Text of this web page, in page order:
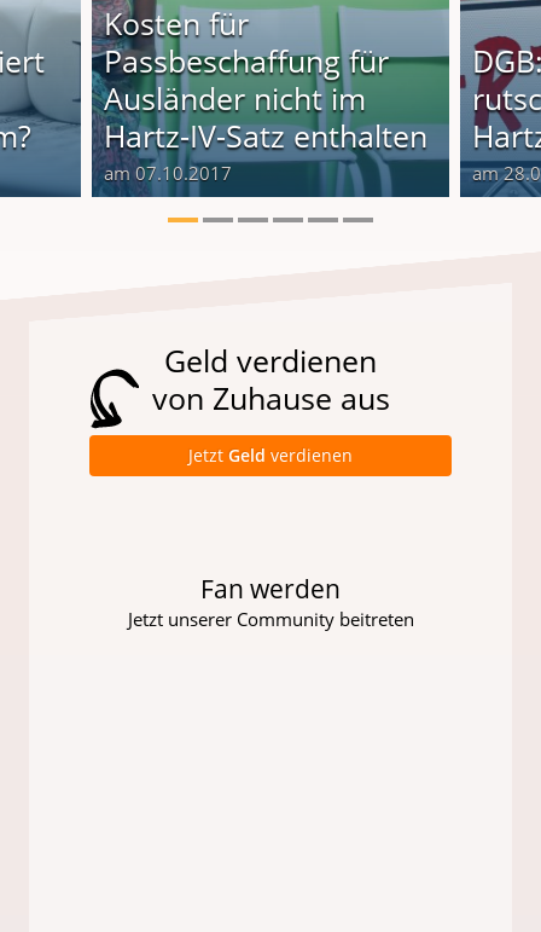
Kosten für
Passbeschaffung für
Ausländer nicht im
Hartz-IV-Satz enthalten
am 07.10.2017 am
Geld verdienen
von Zuhause aus
Jetzt Geld verdienen
Fan werden
Jetzt unserer Community beitreten